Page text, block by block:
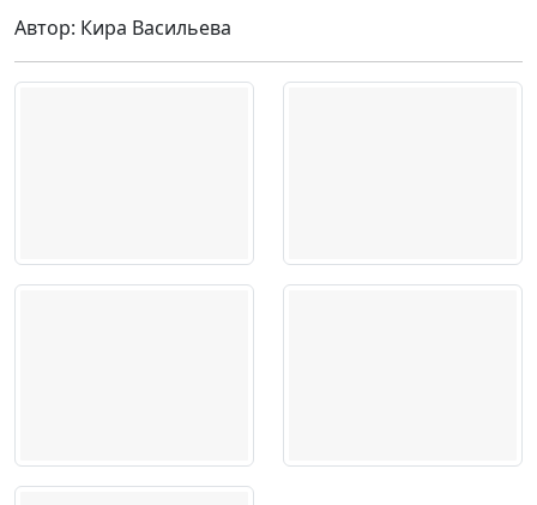
Автор: Кира Васильева